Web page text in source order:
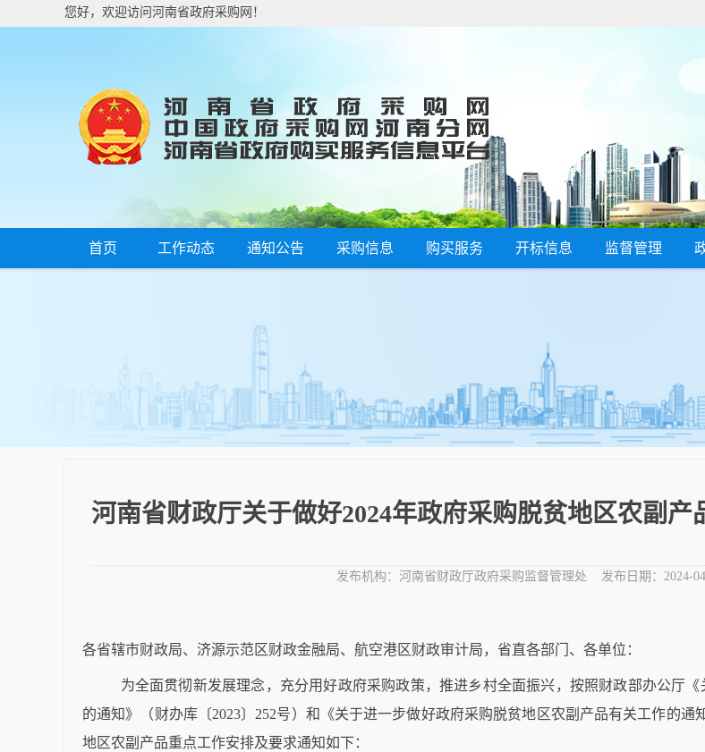
您好，欢迎访问河南省政府采购网！
首页 工作动态 通知公告 采购信息 购买服务 开标信息 监督管理
河南省财政厅关于做好2024年政府采购脱贫地区农副
发布机构： 河南省财政厅政府采购监督管理处 发布日期： 2024-
各省辖市财政局、济源示范区财政金融局、航空港区财政审计局，省直各部门、各单位：
为全面贯彻新发展理念，充分用好政府采购政策，推进乡村全面振兴，按照财政部办公厅
的通知》（财办库〔2023〕 252号）和《关于进一步做好政府采购脱贫地区农副产品有关工作的通
地区农副产品重点工作安排及要求通知如下：